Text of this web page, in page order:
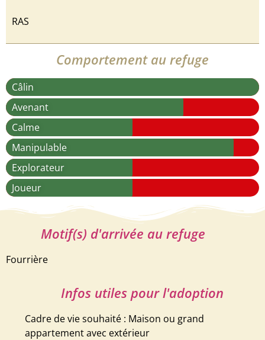
RAS
Comportement au refuge
Câlin
Avenant
Calme
Manipulable
Explorateur
Joueur
Motif(s) d'arrivée au refuge
Fourrière
Infos utiles pour l'adoption
Cadre de vie souhaité : Maison ou grand
appartement avec extérieur